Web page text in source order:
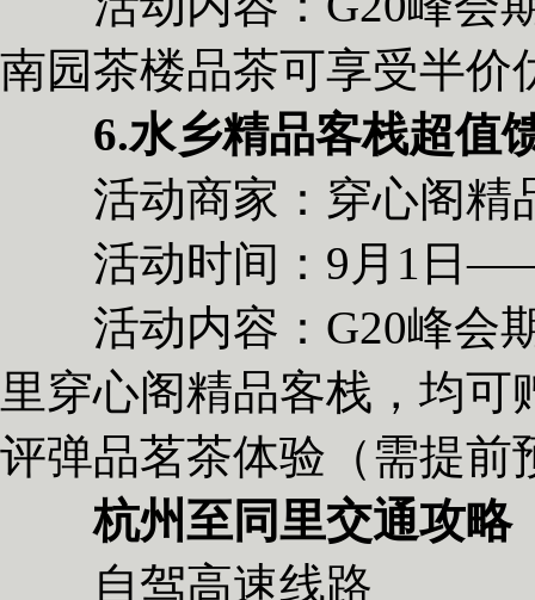
南园茶楼品茶可享受半价
6.水乡精品客栈超值
活动商家：穿心阁精
活动时间：9月1日
活动内容：G20峰会期
里穿心阁精品客栈，均
评弹品茗茶体验（需提前
杭州至同里交通攻略
自驾高速线路